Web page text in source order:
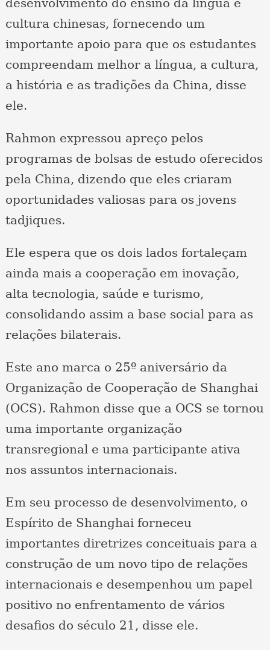
desenvolvimento do ensino da língua e
cultura chinesas, fornecendo um
importante apoio para que os estudantes
compreendam melhor a língua, a cultura,
a história e as tradições da China, disse
ele.
Rahmon expressou apreço pelos
programas de bolsas de estudo oferecidos
pela China, dizendo que eles criaram
oportunidades valiosas para os jovens
tadjiques.
Ele espera que os dois lados fortaleçam
ainda mais a cooperação em inovação,
alta tecnologia, saúde e turismo,
consolidando assim a base social para as
relações bilaterais.
Este ano marca o 25º aniversário da
Organização de Cooperação de Shanghai
(OCS). Rahmon disse que a OCS se tornou
uma importante organização
transregional e uma participante ativa
nos assuntos internacionais.
Em seu processo de desenvolvimento, o
Espírito de Shanghai forneceu
importantes diretrizes conceituais para a
construção de um novo tipo de relações
internacionais e desempenhou um papel
positivo no enfrentamento de vários
desafios do século 21, disse ele.